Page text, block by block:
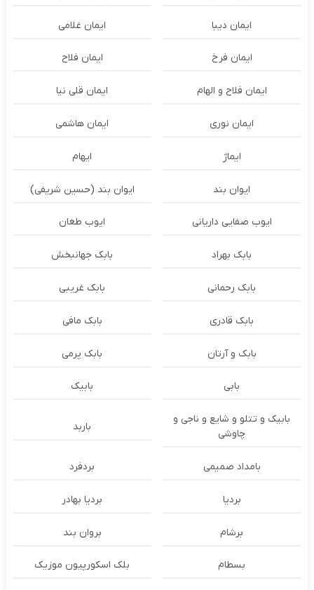
ایمان دیبا ایمان غلامی
ایمان فرخ ایمان فلاح
ایمان فلاح و الهام ایمان قلی نیا
ایمان نوری ایمان هاشمی
ایماژ ایهام
ایوان بند ایوان بند (حسین شریفی)
ایوب صفایی داریانی ایوب طغان
بابک بهراد بابک جهانبخش
بابک رحمانی بابک غریبی
بابک قادری بابک مافی
بابک و آرتان بابک پرمی
بابی بابیک
بابیک و تتلو و شایع و ناجی و
چاوشی
باربد
بامداد صمیمی بردفرد
بردیا بردیا بهادر
برشام بروان بند
بسطام بلک اسکورپیون موزیک